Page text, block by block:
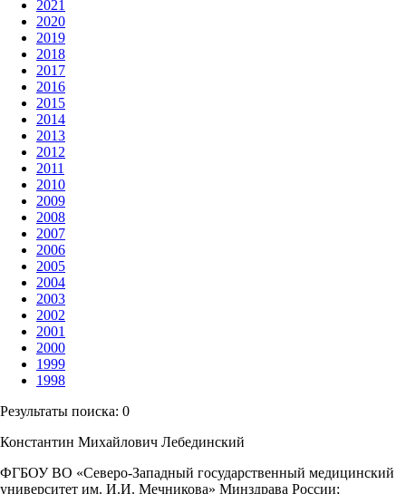
2021
2020
2019
2018
2017
2016
2015
2014
2013
2012
2011
2010
2009
2008
2007
2006
2005
2004
2003
2002
2001
2000
1999
1998
Результаты поиска: 0
Константин Михайлович Лебединский
ФГБОУ ВО «Северо-Западный государственный медицинский
университет им. И.И. Мечникова» Минздрава России;